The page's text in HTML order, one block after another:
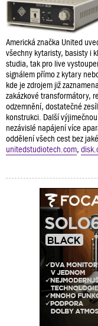
Americká značka United
všechny kytaristy, basisty i
studia, tak pro live
signálem přímo z kytary
kde je zdrojem již
zakázkové transformátory,
odzemnění, dostatečné
konstrukci. Další
nezávislé napájení více
oddělení všech cest bez
unitedstudiotech.com,